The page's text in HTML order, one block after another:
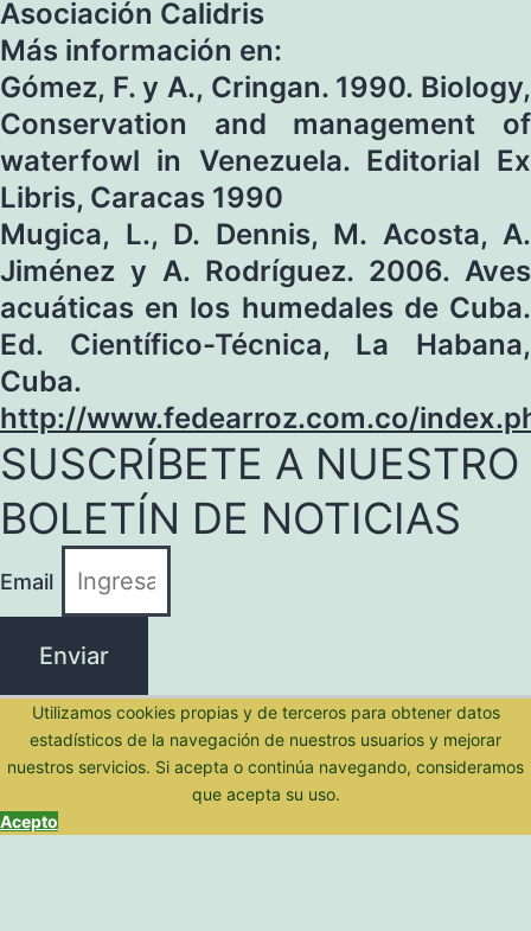
Asociación Calidris
Más información en:
Gómez, F. y A., Cringan. 1990. Biology,
Conservation and management of
waterfowl in Venezuela. Editorial Ex
Libris, Caracas 1990
Mugica, L., D. Dennis, M. Acosta, A.
Jiménez y A. Rodríguez. 2006. Aves
acuáticas en los humedales de Cuba.
Ed. Científico-Técnica, La Habana,
Cuba.
http://www.fedearroz.com.co/
SUSCRÍBETE A NUESTRO
BOLETÍN DE NOTICIAS
Email
Enviar
Utilizamos cookies propias y de terceros para obtener datos
estadísticos de la navegación de nuestros usuarios y mejorar
nuestros servicios. Si acepta o continúa navegando, consideramos
que acepta su uso.
Acepto